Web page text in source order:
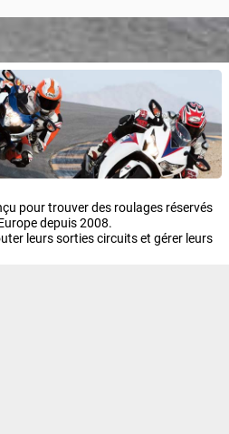
pour trouver des roulages réservés
depuis 2008.
leurs sorties circuits et gérer leurs